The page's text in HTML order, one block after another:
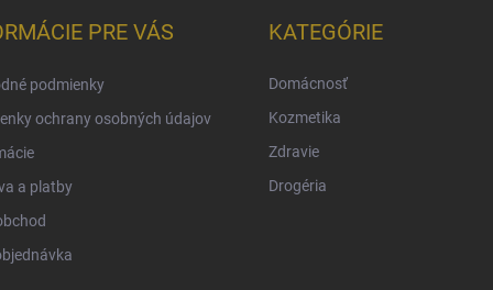
PRE VÁS
podmienky
ochrany osobných údajov
a platby
KATEGÓRIE
Domácnosť
Kozmetika
Zdravie
Drogéria